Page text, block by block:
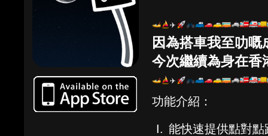
因為搭車我至叻嘅
今次繼續為身在香
功能介紹：
能快速提供點對點